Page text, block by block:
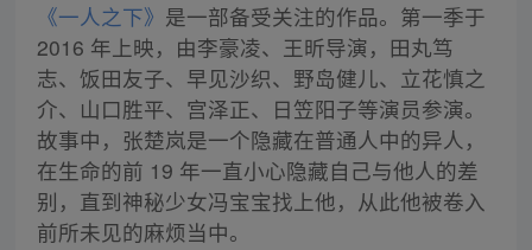
《一人之下》 是一部备受关注的作品。第一季于
2016 年上映，由李豪凌、王昕导演，田丸笃
志、饭田友子、早见沙织、野岛健儿、立花慎之
介、山口胜平、宫泽正、日笠阳子等演员参演。
故事中，张楚岚是一个隐藏在普通人中的异人，
在生命的前 19 年一直小心隐藏自己与他人的差
别，直到神秘少女冯宝宝找上他，从此他被卷入
前所未见的麻烦当中。